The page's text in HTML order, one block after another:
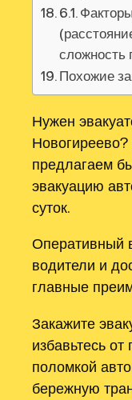
6.1.
сложность
Похожие
Нужен
предлагаем
эвакуацию
суток.
Оперативный
водители и
главные
Закажите
избавьтесь
поломкой
бережную